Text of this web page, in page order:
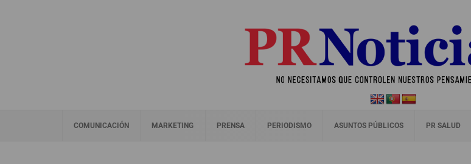
COMUNICACIÓN MARKETING PRENSA PERIODISMO ASUNTOS PÚBLICOS PR SALUD